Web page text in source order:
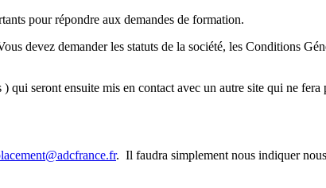
pour répondre aux demandes de formation.
devez demander les statuts de la société, les Conditions
qui seront ensuite mis en contact avec un autre site qui ne
. Il faudra simplement nous indiquer